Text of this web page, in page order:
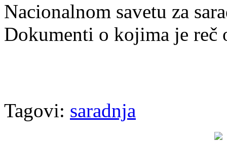
Nacionalnom savetu za
Dokumenti o kojima je reč
Tagovi: saradnja